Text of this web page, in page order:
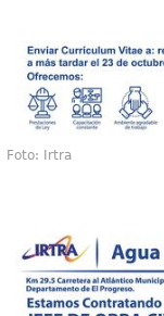
Foto: Irtra